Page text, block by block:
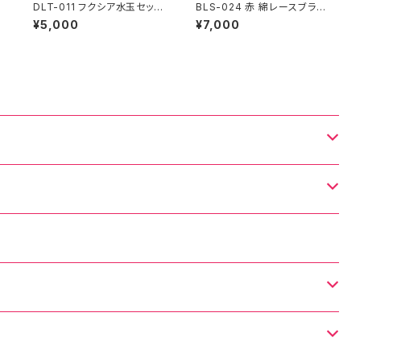
DLT-011 フクシア水玉セット
アップ
¥5,000
BLS-024 赤 綿レースブラウ
ス
¥7,000